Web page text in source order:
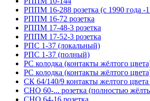
РППМ 16-288 розетка (с 1990 года -
РППМ 16-72 розетка
РППМ 17-48-3 розетка
РППМ 17-52-3 розетка
РПС 1-37 (локальный)
РПС 1-37 (полный)
РС колодка (контакты жёлтого
РС колодка (контакты жёлтого
СК 64/140/9 контакты желтого
СНО 60-... розетка (полностью
СНО 64-16 розетка